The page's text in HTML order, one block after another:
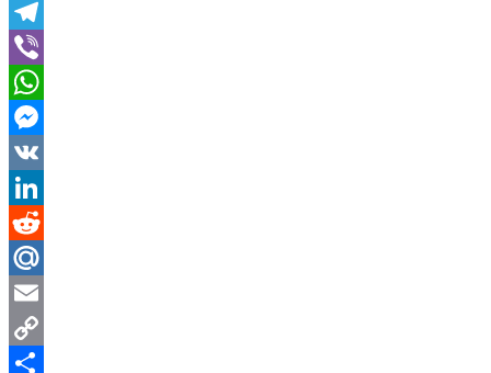
X
Telegram
Viber
WhatsApp
Messenger
VK
LinkedIn
Reddit
Mail.Ru
Email
Copy